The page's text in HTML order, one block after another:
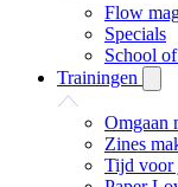
Flow
Specials
School
Trainingen
Omgaan
Zines
Tijd voor